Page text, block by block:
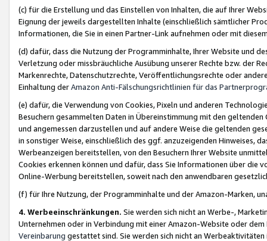
(c) für die Erstellung und das Einstellen von Inhalten, die auf Ihrer
Eignung der jeweils dargestellten Inhalte (einschließlich sämtlicher
Informationen, die Sie in einen Partner-Link aufnehmen oder mit
(d) dafür, dass die Nutzung der Programminhalte, Ihrer Website und
Verletzung oder missbräuchliche Ausübung unserer Rechte bzw. der
Markenrechte, Datenschutzrechte, Veröffentlichungsrechte oder
Einhaltung derAmazon Anti-Fälschungsrichtlinien für das
(e) dafür, die Verwendung von Cookies, Pixeln und anderen
Besuchern gesammelten Daten in Übereinstimmung mit den
und angemessen darzustellen und auf andere Weise die geltenden
in sonstiger Weise, einschließlich des ggf. anzuzeigenden Hinweises,
Werbeanzeigen bereitstellen, von den Besuchern Ihrer Website
Cookies erkennen können und dafür, dass Sie Informationen über die
Online-Werbung bereitstellen, soweit nach den anwendbaren
(f) für Ihre Nutzung, der Programminhalte und der Amazon-Marken,
4. Werbeeinschränkungen. Sie werden sich nicht an Werbe-,
Unternehmen oder in Verbindung mit einer Amazon-Website oder
Vereinbarung gestattet sind. Sie werden sich nicht an